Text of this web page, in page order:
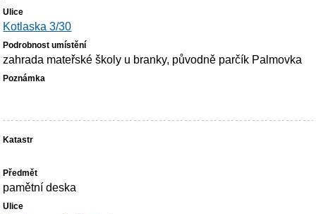
Kotlaska 3/30
zahrada mateřské školy u branky, původně parčík Palmovka
pamětní deska